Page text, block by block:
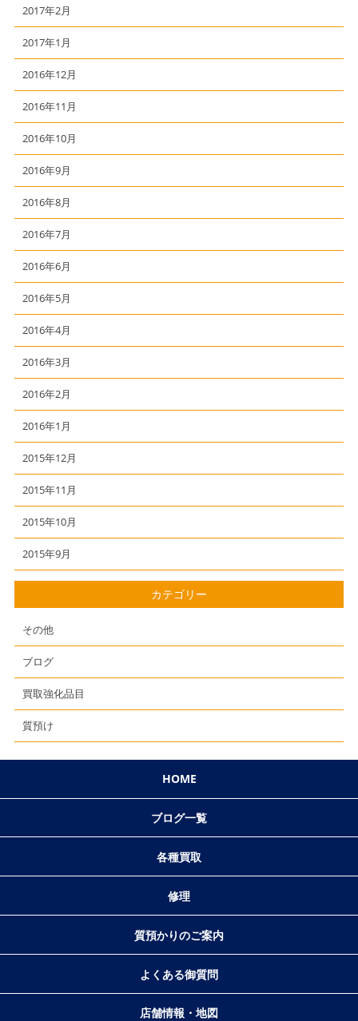
2017年2月
2017年1月
2016年12月
2016年11月
2016年10月
2016年9月
2016年8月
2016年7月
2016年6月
2016年5月
2016年4月
2016年3月
2016年2月
2016年1月
2015年12月
2015年11月
2015年10月
2015年9月
カテゴリー
その他
ブログ
買取強化品目
質預け
HOME
ブログ一覧
各種買取
修理
質預かりのご案内
よくある御質問
店舗情報・地図